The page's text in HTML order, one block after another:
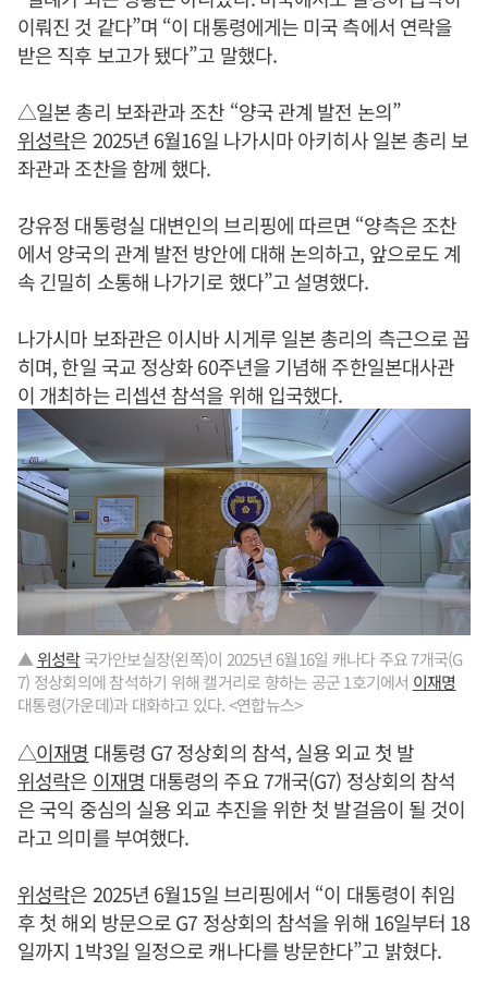
이뤄진 것 같다”며 “이 대통령에게는 미국 측에서 연락을
받은 직후 보고가 됐다”고 말했다.
△일본 총리 보좌관과 조찬 “양국 관계 발전 논의”
위성락은 2025년 6월16일 나가시마 아키히사 일본 총리 보
좌관과 조찬을 함께 했다.
강유정 대통령실 대변인의 브리핑에 따르면 “양측은 조찬
에서 양국의 관계 발전 방안에 대해 논의하고, 앞으로도 계
속 긴밀히 소통해 나가기로 했다”고 설명했다.
나가시마 보좌관은 이시바 시게루 일본 총리의 측근으로 꼽
히며, 한일 국교 정상화 60주년을 기념해 주한일본대사관
이 개최하는 리셉션 참석을 위해 입국했다.
▲위성락국가안보실장(왼쪽)이 2025년 6월16일 캐나다 주요 7개국(G
7) 정상회의에 참석하기 위해 캘거리로 향하는 공군 1호기에서 이재명
대통령(가운데)과 대화하고 있다. <연합뉴스>
△이재명 대통령 G7 정상회의 참석, 실용 외교 첫 발
위성락은 이재명 대통령의 주요 7개국(G7) 정상회의 참석
은 국익 중심의 실용 외교 추진을 위한 첫 발걸음이 될 것이
라고 의미를 부여했다.
위성락은 2025년 6월15일 브리핑에서 “이 대통령이 취임
후 첫 해외 방문으로 G7 정상회의 참석을 위해 16일부터 18
일까지 1박3일 일정으로 캐나다를 방문한다”고 밝혔다.